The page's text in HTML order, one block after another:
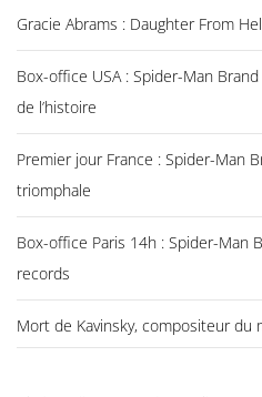
Gracie Abrams : Daughter From
Box-office USA : Spider-Man
de l’histoire
Premier jour France : Spider-Man
triomphale
Box-office Paris 14h : Spider-Man
records
Mort de Kavinsky, compositeur du